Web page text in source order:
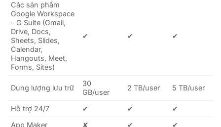
Các sản phẩm
Google Workspace
– G Suite (Gmail,
Drive, Docs,
Sheets, Slides,
Calendar,
Hangouts, Meet,
Forms, Sites)
✔ ✔ ✔
Dung lượng lưu trữ
30
GB/user
2 TB/user 5 TB/user
Hỗ trợ 24/7 ✔ ✔
✔
App Maker
✘ ✔
✔